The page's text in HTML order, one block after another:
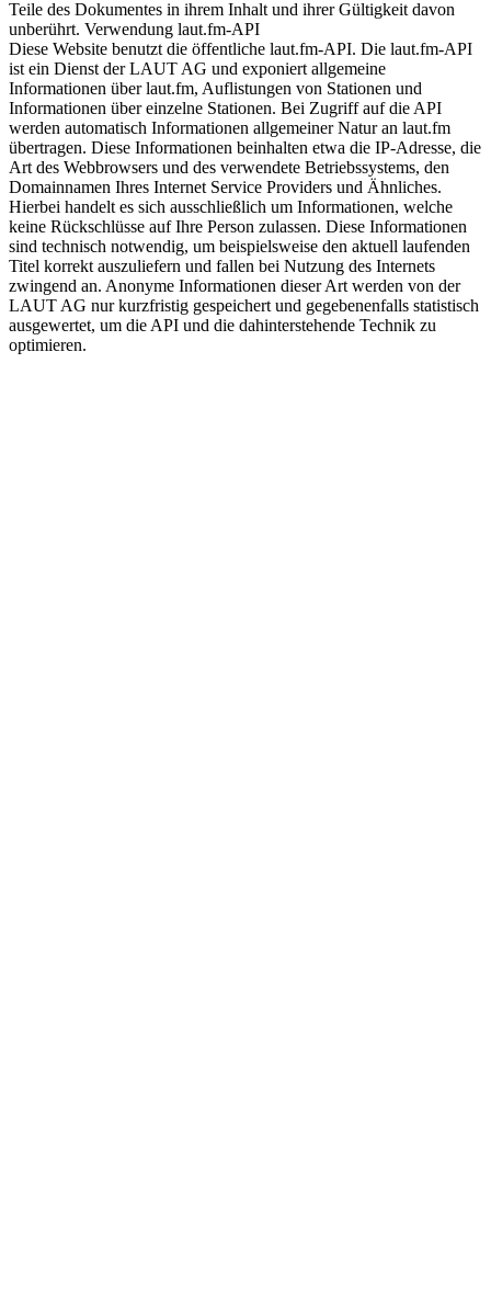
Teile des Dokumentes in ihrem Inhalt und ihrer Gültigkeit davon
unberührt. Verwendung laut.fm-API
Diese Website benutzt die öffentliche laut.fm-API. Die laut.fm-API
ist ein Dienst der LAUT AG und exponiert allgemeine
Informationen über laut.fm, Auflistungen von Stationen und
Informationen über einzelne Stationen. Bei Zugriff auf die API
werden automatisch Informationen allgemeiner Natur an laut.fm
übertragen. Diese Informationen beinhalten etwa die IP-Adresse, die
Art des Webbrowsers und des verwendete Betriebssystems, den
Domainnamen Ihres Internet Service Providers und Ähnliches.
Hierbei handelt es sich ausschließlich um Informationen, welche
keine Rückschlüsse auf Ihre Person zulassen. Diese Informationen
sind technisch notwendig, um beispielsweise den aktuell laufenden
Titel korrekt auszuliefern und fallen bei Nutzung des Internets
zwingend an. Anonyme Informationen dieser Art werden von der
LAUT AG nur kurzfristig gespeichert und gegebenenfalls statistisch
ausgewertet, um die API und die dahinterstehende Technik zu
optimieren.